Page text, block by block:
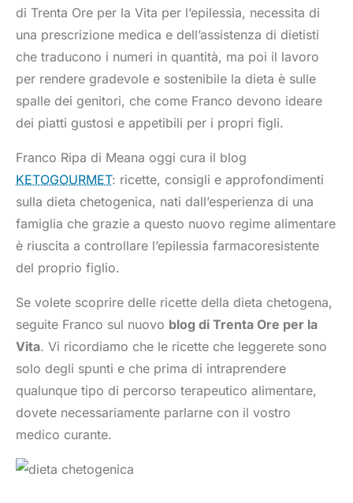
di Trenta Ore per la Vita per l’epilessia, necessita di
una prescrizione medica e dell’assistenza di dietisti
che traducono i numeri in quantità, ma poi il lavoro
per rendere gradevole e sostenibile la dieta è sulle
spalle dei genitori, che come Franco devono ideare
dei piatti gustosi e appetibili per i propri figli.
Franco Ripa di Meana oggi cura il blog
KETOGOURMET: ricette, consigli e approfondimenti
sulla dieta chetogenica, nati dall’esperienza di una
famiglia che grazie a questo nuovo regime alimentare
è riuscita a controllare l’epilessia farmacoresistente
del proprio figlio.
Se volete scoprire delle ricette della dieta chetogena,
seguite Franco sul nuovo blog di Trenta Ore per la
Vita. Vi ricordiamo che le ricette che leggerete sono
solo degli spunti e che prima di intraprendere
qualunque tipo di percorso terapeutico alimentare,
dovete necessariamente parlarne con il vostro
medico curante.